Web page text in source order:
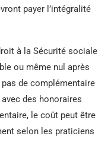
payer l’intégralité
à la Sécurité sociale
ou même nul après
pas de complémentaire
des honoraires
le coût peut être
selon les praticiens